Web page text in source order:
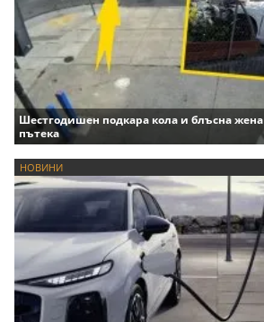
Шестгодишен подкара кола и блъсна
пътека
НОВИНИ